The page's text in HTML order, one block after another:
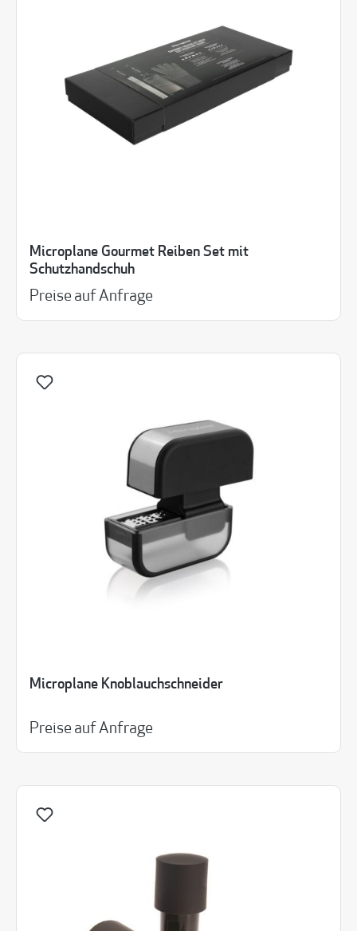
Microplane Gourmet Reiben Set mit
Schutzhandschuh
Preise auf Anfrage
Microplane Knoblauchschneider
Preise auf Anfrage